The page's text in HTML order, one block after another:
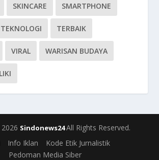
SKINCARE SMARTPHONE
TEKNOLOGI TERBAIK
VIRAL WARISAN BUDAYA
Sindonews24All Rights Reserved.
Info Iklan
Kode Etik Jurnalistik
Pedoman Media Siber